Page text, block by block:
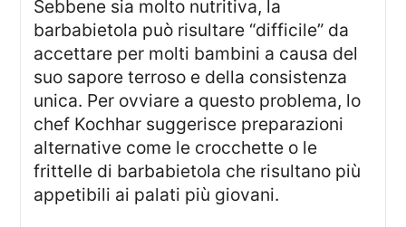
Sebbene sia molto nutritiva, la
barbabietola può risultare “difficile” da
accettare per molti bambini a causa del
suo sapore terroso e della consistenza
unica. Per ovviare a questo problema, lo
chef Kochhar suggerisce preparazioni
alternative come le crocchette o le
frittelle di barbabietola che risultano più
appetibili ai palati più giovani.